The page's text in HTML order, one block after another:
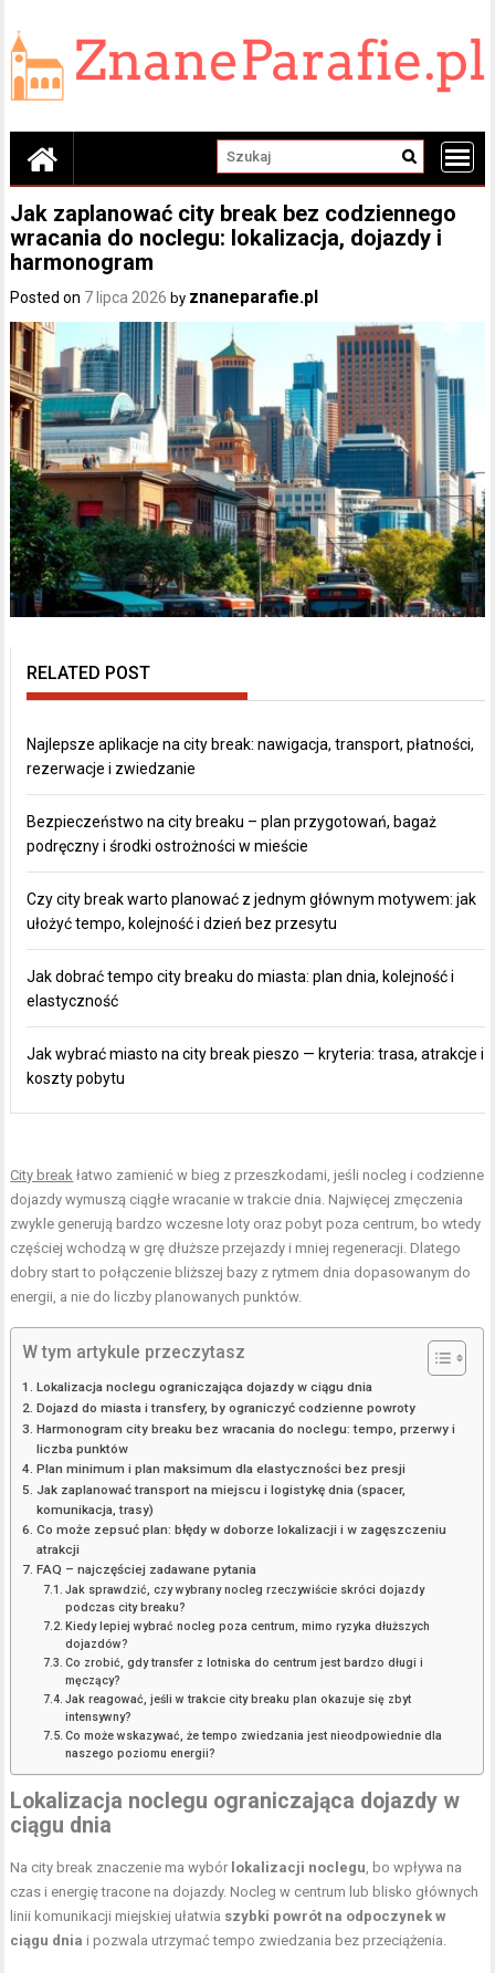
content
Jak zaplanować city break bez codziennego
wracania do noclegu: lokalizacja, dojazdy i
harmonogram
Posted on 7 lipca 2026 by znaneparafie.pl
RELATED POST
Najlepsze aplikacje na city break: nawigacja, transport, płatności,
rezerwacje i zwiedzanie
Bezpieczeństwo na city breaku – plan przygotowań, bagaż
podręczny i środki ostrożności w mieście
Czy city break warto planować z jednym głównym motywem: jak
ułożyć tempo, kolejność i dzień bez przesytu
Jak dobrać tempo city breaku do miasta: plan dnia, kolejność i
elastyczność
Jak wybrać miasto na city break pieszo — kryteria: trasa, atrakcje i
koszty pobytu
City break łatwo zamienić w bieg z przeszkodami, jeśli nocleg i codzienne
dojazdy wymuszą ciągłe wracanie w trakcie dnia. Najwięcej zmęczenia
zwykle generują bardzo wczesne loty oraz pobyt poza centrum, bo wtedy
częściej wchodzą w grę dłuższe przejazdy i mniej regeneracji. Dlatego
dobry start to połączenie bliższej bazy z rytmem dnia dopasowanym do
energii, a nie do liczby planowanych punktów.
W tym artykule przeczytasz
Lokalizacja noclegu ograniczająca dojazdy w ciągu dnia
Dojazd do miasta i transfery, by ograniczyć codzienne powroty
Harmonogram city breaku bez wracania do noclegu: tempo, przerwy i
liczba punktów
Plan minimum i plan maksimum dla elastyczności bez presji
Jak zaplanować transport na miejscu i logistykę dnia (spacer,
komunikacja, trasy)
Co może zepsuć plan: błędy w doborze lokalizacji i w zagęszczeniu
atrakcji
FAQ – najczęściej zadawane pytania
Jak sprawdzić, czy wybrany nocleg rzeczywiście skróci dojazdy
podczas city breaku?
Kiedy lepiej wybrać nocleg poza centrum, mimo ryzyka dłuższych
dojazdów?
Co zrobić, gdy transfer z lotniska do centrum jest bardzo długi i
męczący?
Jak reagować, jeśli w trakcie city breaku plan okazuje się zbyt
intensywny?
Co może wskazywać, że tempo zwiedzania jest nieodpowiednie dla
naszego poziomu energii?
Lokalizacja noclegu ograniczająca dojazdy w
ciągu dnia
Na city break znaczenie ma wybór lokalizacji noclegu, bo wpływa na
czas i energię tracone na dojazdy. Nocleg w centrum lub blisko głównych
linii komunikacji miejskiej ułatwia szybki powrót na odpoczynek w
ciągu dnia i pozwala utrzymać tempo zwiedzania bez przeciążenia.